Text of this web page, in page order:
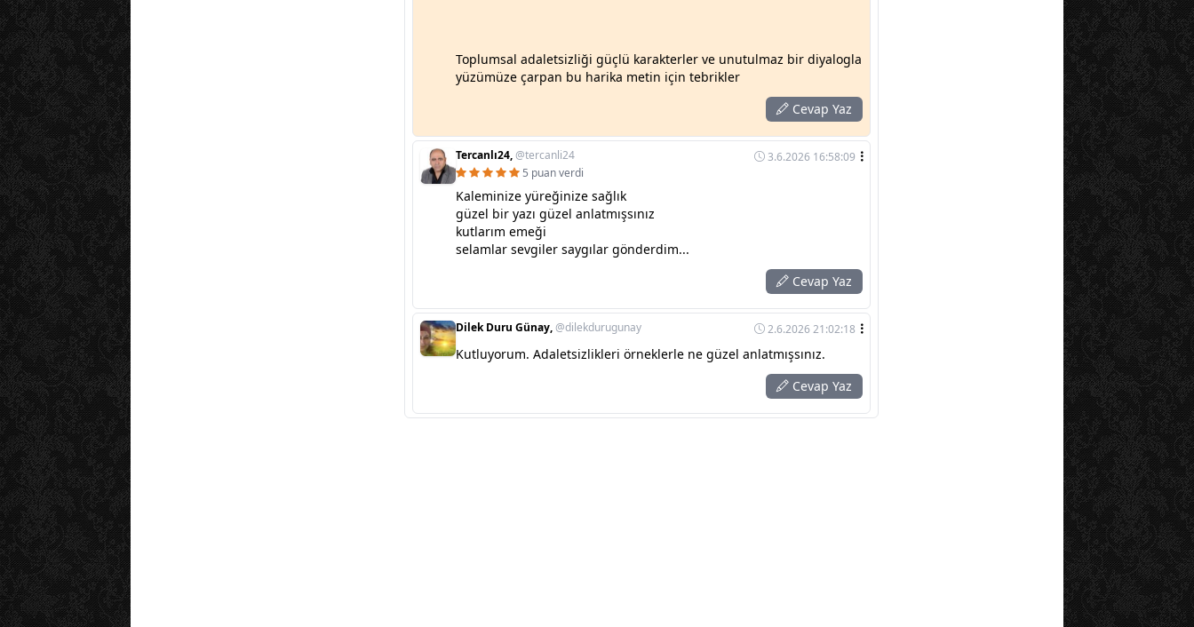
Toplumsal adaletsizliği güçlü karakterler ve unutulmaz bir diyalogla
yüzümüze çarpan bu harika metin için tebrikler
Cevap Yaz
Tercanlı24,@tercanli24
3.6.2026 16:58:09
5 puan verdi
Kaleminize yüreğinize sağlık
güzel bir yazı güzel anlatmışsınız
kutlarım emeği
selamlar sevgiler saygılar gönderdim...
Cevap Yaz
Dilek Duru Günay,@dilekdurugunay 2.6.2026 21:02:18
Kutluyorum. Adaletsizlikleri örneklerle ne güzel anlatmışsınız.
Cevap Yaz